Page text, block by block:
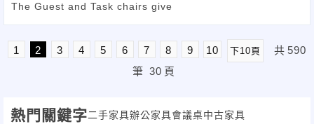
The Guest and Task chairs give
1 2 3 4 5 6 7 8 9 10 下10頁 共 590
筆 30 頁
熱門關鍵字二手家具辦公家具會議桌中古家具